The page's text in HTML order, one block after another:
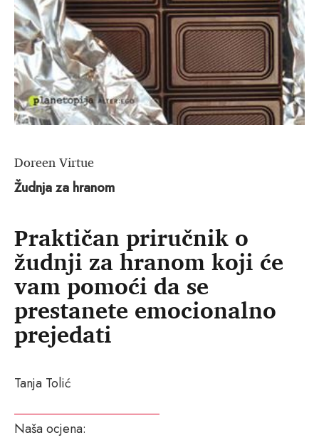
Doreen Virtue
Žudnja za hranom
Praktičan priručnik o
žudnji za hranom koji će
vam pomoći da se
prestanete emocionalno
prejedati
Tanja Tolić
Naša ocjena: